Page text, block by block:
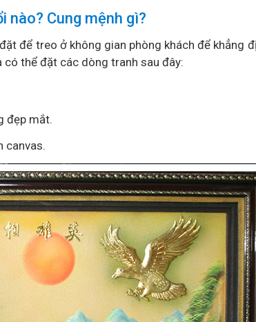
nào? Cung mệnh gì?
để treo ở không gian phòng khách để khẳng
thể đặt các dòng tranh sau đây:
đẹp mắt.
canvas.